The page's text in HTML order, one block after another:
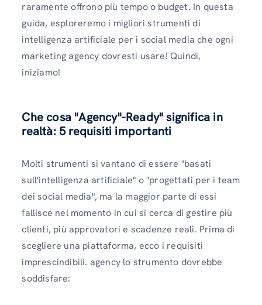
raramente offrono più tempo o budget. In questa
guida, esploreremo i migliori strumenti di
intelligenza artificiale per i social media che ogni
marketing agency dovresti usare! Quindi,
iniziamo!
Che cosa "Agency"-Ready" significa in
realtà: 5 requisiti importanti
Molti strumenti si vantano di essere "basati
sull'intelligenza artificiale" o "progettati per i team
dei social media", ma la maggior parte di essi
fallisce nel momento in cui si cerca di gestire più
clienti, più approvatori e scadenze reali. Prima di
scegliere una piattaforma, ecco i requisiti
imprescindibili. agency lo strumento dovrebbe
soddisfare: